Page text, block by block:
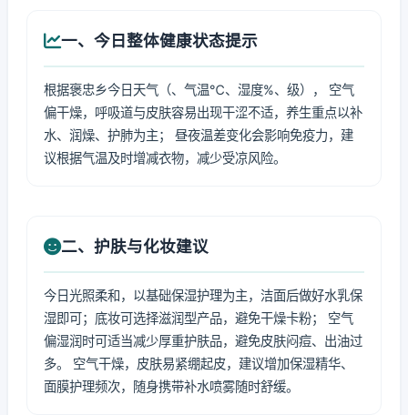
一、今日整体健康状态提示
根据褒忠乡今日天气（、气温℃、湿度%、级）， 空气
偏干燥，呼吸道与皮肤容易出现干涩不适，养生重点以补
水、润燥、护肺为主； 昼夜温差变化会影响免疫力，建
议根据气温及时增减衣物，减少受凉风险。
二、护肤与化妆建议
今日光照柔和，以基础保湿护理为主，洁面后做好水乳保
湿即可；底妆可选择滋润型产品，避免干燥卡粉； 空气
偏湿润时可适当减少厚重护肤品，避免皮肤闷痘、出油过
多。 空气干燥，皮肤易紧绷起皮，建议增加保湿精华、
面膜护理频次，随身携带补水喷雾随时舒缓。